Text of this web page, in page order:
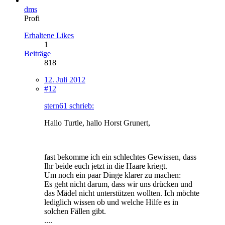
dms
Profi
Erhaltene Likes
1
Beiträge
818
12. Juli 2012
#12
stern61 schrieb:
Hallo Turtle, hallo Horst Grunert,
fast bekomme ich ein schlechtes Gewissen, dass
Ihr beide euch jetzt in die Haare kriegt.
Um noch ein paar Dinge klarer zu machen:
Es geht nicht darum, dass wir uns drücken und
das Mädel nicht unterstützen wollten. Ich möchte
lediglich wissen ob und welche Hilfe es in
solchen Fällen gibt.
....